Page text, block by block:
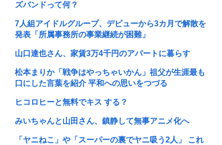
ズバンドって何？
7人組アイドルグループ、デビューから3カ月で解散を
発表「所属事務所の事業継続が困難」
山口達也さん、家賃3万4千円のアパートに暮らす
松本まりか「戦争はやっちゃいかん」祖父が生涯最も
口にした言葉を紹介 平和への思いをつづる
ヒコロヒーと無料でキス する？
みいちゃんと山田さん、鎮静して無事アニメ化へ
「ヤニねこ」や「スーパーの裏でヤニ吸う2人」 これ